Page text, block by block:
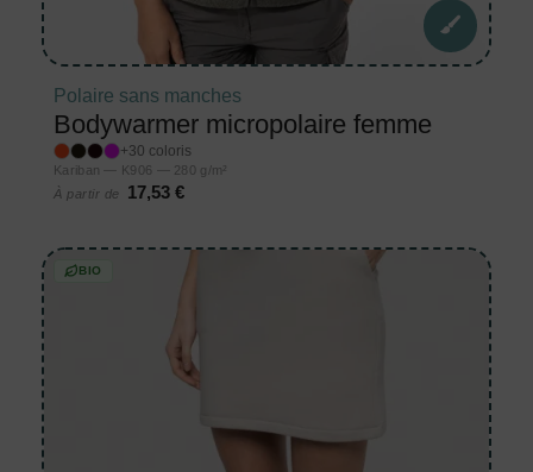
Polaire sans manches
Bodywarmer micropolaire femme
+30 coloris
Kariban — K906 — 280 g/m²
À partir de
17,53 €
BIO